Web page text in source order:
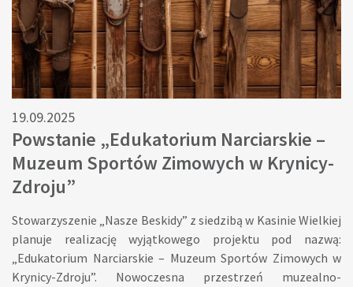
19.09.2025
Powstanie „Edukatorium Narciarskie –
Muzeum Sportów Zimowych w Krynicy-
Zdroju”
Stowarzyszenie „Nasze Beskidy” z siedzibą w Kasinie Wielkiej
planuje realizację wyjątkowego projektu pod nazwą:
„Edukatorium Narciarskie – Muzeum Sportów Zimowych w
Krynicy-Zdroju”. Nowoczesna przestrzeń muzealno-